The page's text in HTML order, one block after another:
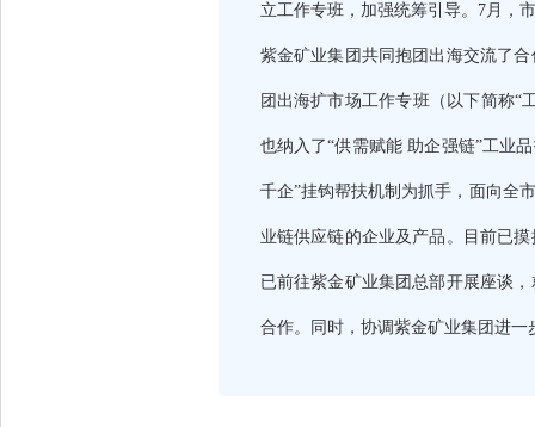
立工作专班，加强统筹引导。7月，
紫金矿业集团共同抱团出海交流了
团出海扩市场工作专班（以下简称“
也纳入了“供需赋能 助企强链”工业
千企”挂钩帮扶机制为抓手，面向全
业链供应链的企业及产品。目前已
已前往紫金矿业集团总部开展座谈
合作。同时，协调紫金矿业集团进